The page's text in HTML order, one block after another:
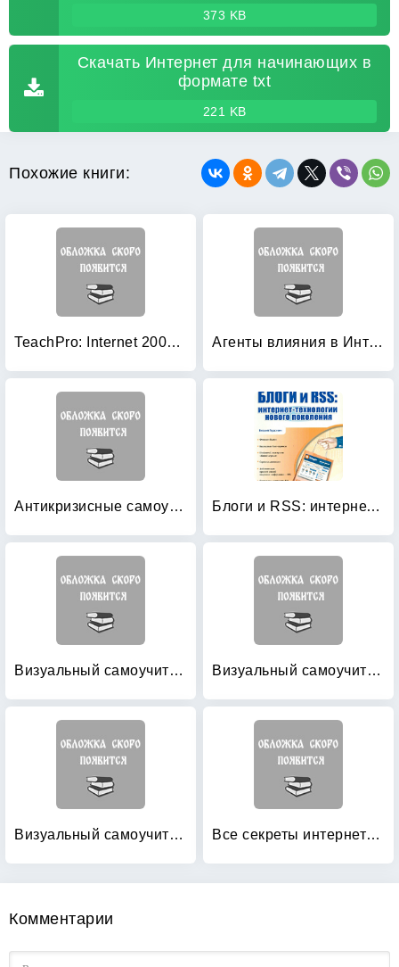
373 KB
Скачать Интернет для начинающих в
формате txt
221 KB
Похожие книги:
TeachPro: Internet 2003 (+ CD-ROM) Агенты влияния в Интернете: Как использовать социальные медиа для продвижения бизнеса
Антикризисные самоучитель: Интернет Блоги и RSS: интернет-технологии нового поколения: Самоучитель
Визуальный самоучитель Интернета Визуальный самоучитель компьютера и ноутбука для любимых родителей
Визуальный самоучитель ноутбука и компьютера без страха для тех, кому за: Все секреты интернета: Практическое руководство пользователя
Комментарии